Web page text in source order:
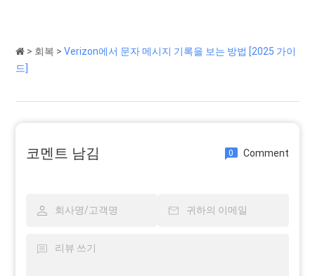
> 회복 >Verizon에서 문자 메시지 기록을 보는 방법 [2025 가이
드]
코멘트 남김 0 Comment